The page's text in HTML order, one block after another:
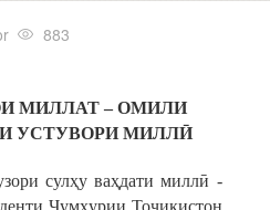
883
МИЛЛАТ – ОМИЛИ
УСТУВОРИ МИЛЛӢ
сулҳу ваҳдати миллӣ -
Ҷумҳурии Тоҷикистон